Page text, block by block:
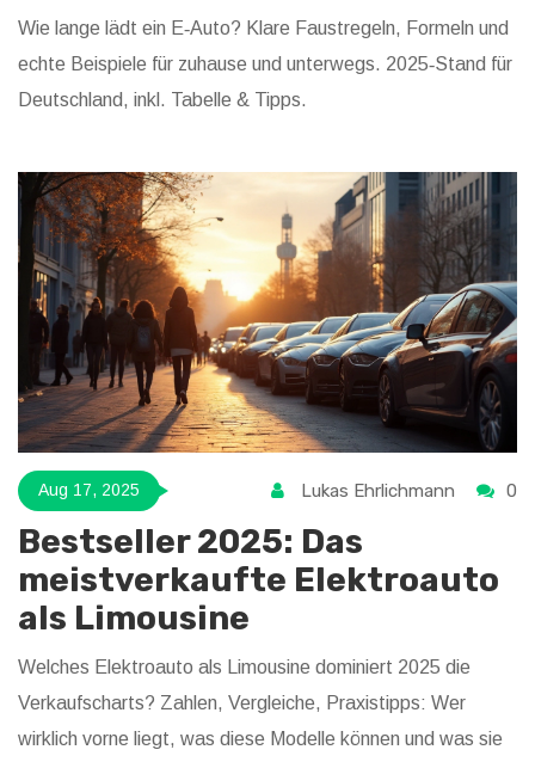
Wie lange lädt ein E‑Auto? Klare Faustregeln, Formeln und
echte Beispiele für zuhause und unterwegs. 2025‑Stand für
Deutschland, inkl. Tabelle & Tipps.
Aug 17, 2025 Lukas Ehrlichmann 0
Bestseller 2025: Das
meistverkaufte Elektroauto
als Limousine
Welches Elektroauto als Limousine dominiert 2025 die
Verkaufscharts? Zahlen, Vergleiche, Praxistipps: Wer
wirklich vorne liegt, was diese Modelle können und was sie